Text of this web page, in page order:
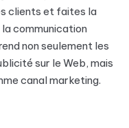
clients et faites la
communication
non seulement les
sur le Web, mais
canal marketing.